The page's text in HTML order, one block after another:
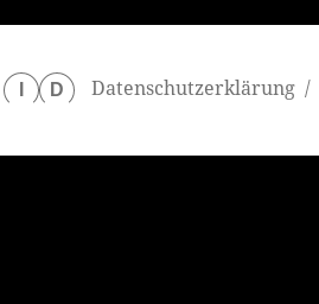
D Datenschutzerklärung